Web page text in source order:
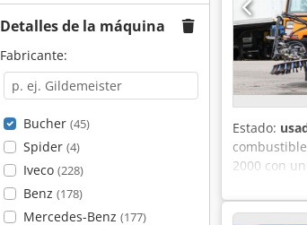
Detalles de la máquina
Fabricante:
Bucher (45)
Spider (4)
Iveco (228)
Benz (178)
Mercedes-Benz (177)
Estado:
2000 con
lateral
de IVA